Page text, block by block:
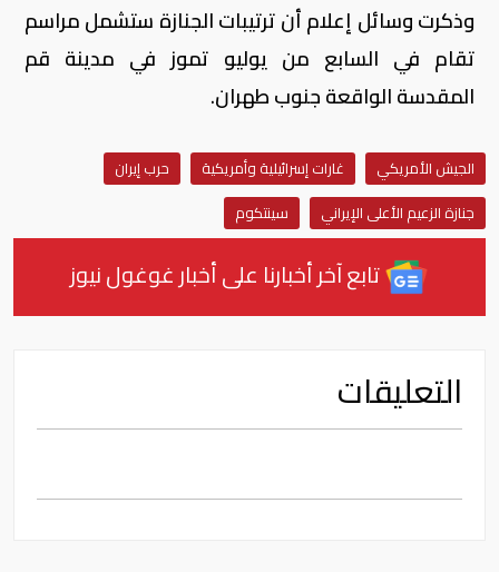
وذكرت وسائل إعلام أن ترتيبات الجنازة ⁠ستشمل مراسم
تقام في السابع من يوليو تموز في ​مدينة قم
المقدسة الواقعة جنوب طهران.
الجيش الأمريكي غارات إسرائيلية وأمريكية
حرب إيران
جنازة الزعيم الأعلى الإيراني
سينتكوم
تابع آخر أخبارنا على أخبار غوغول نيوز
التعليقات